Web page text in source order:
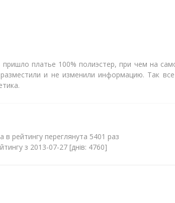
платье 100% полиэстер, при чем на
и не изменили информацию. Так
в рейтингу переглянута 5401 раз
з 2013-07-27 [днів: 4760]